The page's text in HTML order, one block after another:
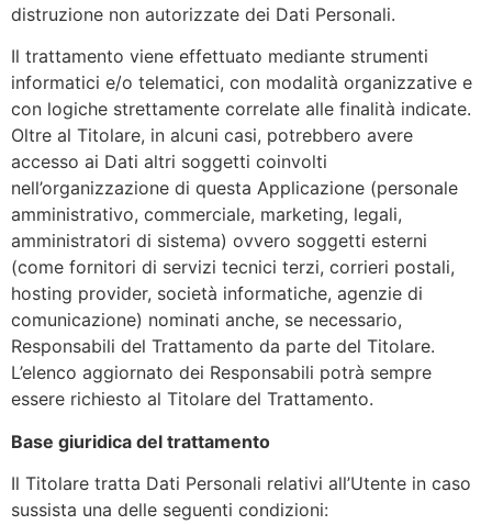
distruzione non autorizzate dei Dati Personali.
Il trattamento viene effettuato mediante strumenti
informatici e/o telematici, con modalità organizzative e
con logiche strettamente correlate alle finalità indicate.
Oltre al Titolare, in alcuni casi, potrebbero avere
accesso ai Dati altri soggetti coinvolti
nell’organizzazione di questa Applicazione (personale
amministrativo, commerciale, marketing, legali,
amministratori di sistema) ovvero soggetti esterni
(come fornitori di servizi tecnici terzi, corrieri postali,
hosting provider, società informatiche, agenzie di
comunicazione) nominati anche, se necessario,
Responsabili del Trattamento da parte del Titolare.
L’elenco aggiornato dei Responsabili potrà sempre
essere richiesto al Titolare del Trattamento.
Base giuridica del trattamento
Il Titolare tratta Dati Personali relativi all’Utente in caso
sussista una delle seguenti condizioni: